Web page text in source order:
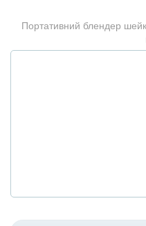
Портативний блендер